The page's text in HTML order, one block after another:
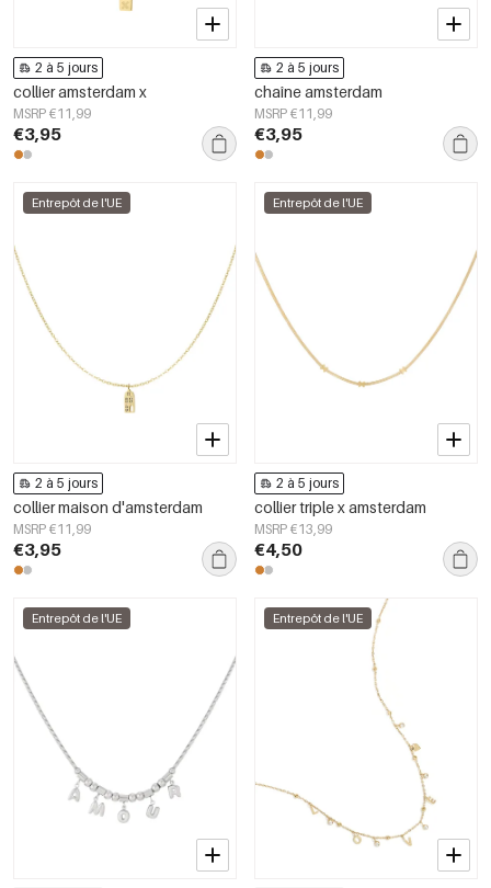
2 à 5 jours
collier amsterdam x
MSRP €11,99
€3,95
2 à 5 jours
chaîne amsterdam
MSRP €11,99
€3,95
Entrepôt de l'UE
2 à 5 jours
collier maison d'amsterdam
MSRP €11,99
€3,95
Entrepôt de l'UE
2 à 5 jours
collier triple x amsterdam
MSRP €13,99
€4,50
Entrepôt de l'UE Entrepôt de l'UE